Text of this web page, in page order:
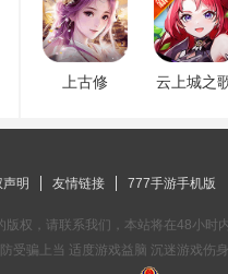
上古修
云上城之
声明 友情链接 777手游手机版
权，请联系我们，本站将在48小时
受骗上当 适度游戏益脑 沉迷游戏伤